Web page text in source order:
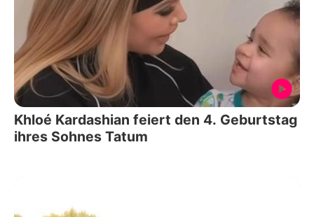
Khloé Kardashian feiert den 4. Geburtstag
ihres Sohnes Tatum